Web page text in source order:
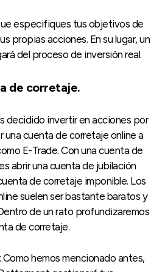
especifiques tus objetivos de
propias acciones. En su lugar, un
del proceso de inversión real.
de corretaje.
decidido invertir en acciones por
una cuenta de corretaje online a
E-Trade. Con una cuenta de
abrir una cuenta de jubilación
de corretaje imponible. Los
suelen ser bastante baratos y
de un rato profundizaremos
de corretaje.
hemos mencionado antes,